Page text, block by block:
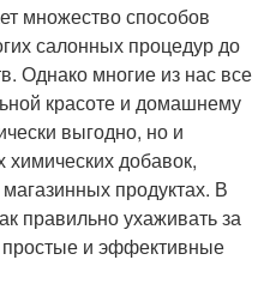
множество способов
салонных процедур до
Однако многие из нас все
красоте и домашнему
выгодно, но и
химических добавок,
продуктах. В
правильно ухаживать за
и эффективные